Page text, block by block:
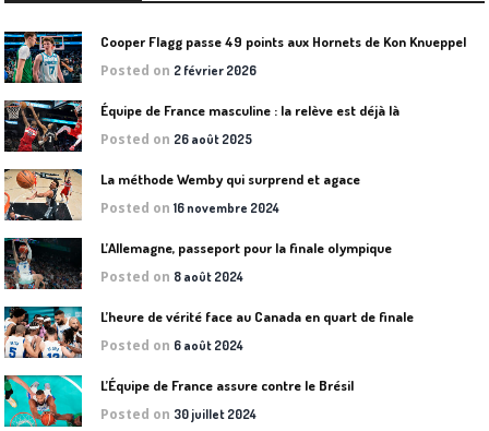
Cooper Flagg passe 49 points aux Hornets de Kon Knueppel
Posted on 2 février 2026
Équipe de France masculine : la relève est déjà là
Posted on 26 août 2025
La méthode Wemby qui surprend et agace
Posted on16 novembre 2024
L’Allemagne, passeport pour la finale olympique
Posted on 8 août 2024
L’heure de vérité face au Canada en quart de finale
Posted on 6 août 2024
L’Équipe de France assure contre le Brésil
Posted on 30 juillet 2024